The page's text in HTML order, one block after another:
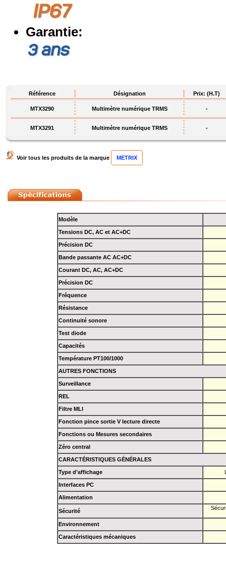
Garantie:
Référence Désignation Prix: (H.T)
MTX3290 Multimètre numérique TRMS -
MTX3291 Multimètre numérique TRMS -
Voir tous les produits de la marque METRIX
Modèle
Tensions DC, AC et AC+DC
Précision DC
Bande passante AC AC+DC
Courant DC, AC, AC+DC
Précision DC
Fréquence
Résistance
Continuité sonore
Test diode
Capacités
Température PT100/1000
AUTRES FONCTIONS
Surveillance
REL
Filtre MLI
Fonction pince sortie V lecture directe
Fonctions ou Mesures secondaires
Zéro central
CARACTÉRISTIQUES GÉNÉRALES
Type d’affichage
Interfaces PC
Alimentation
Sécurité
Environnement
Caractéristiques mécaniques